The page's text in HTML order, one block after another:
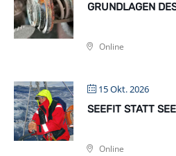
GRUNDLAGEN
Online
15 Okt. 2026
SEEFIT STATT
Online